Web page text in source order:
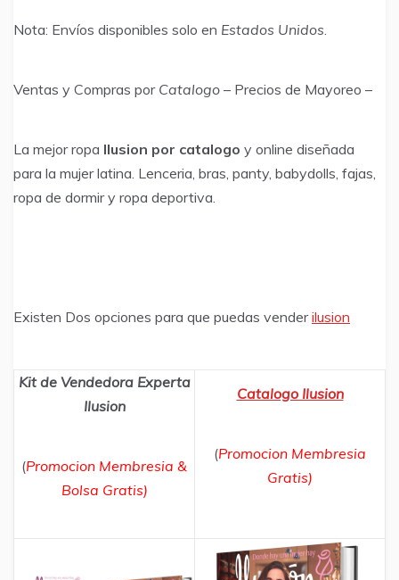
Nota: Envíos disponibles solo en Estados Unidos.
Ventas y Compras por Catalogo – Precios de Mayoreo –
La mejor ropa Ilusion por catalogo y online diseñada
para la mujer latina. Lenceria, bras, panty, babydolls, fajas,
ropa de dormir y ropa deportiva.
Existen Dos opciones para que puedas venderilusion
Kit de Vendedora Experta
Ilusion
(Promocion Membresia &
Bolsa Gratis)
Catalogo Ilusion
(Promocion Membresia
Gratis)